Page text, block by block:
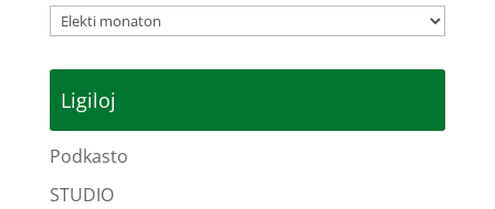
Arkivoj
Ligiloj
Podkasto
STUDIO